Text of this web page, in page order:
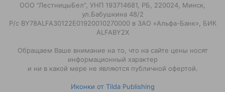
ООО “ЛестницыБел”, УНП 193714681, РБ, 220024, Минск,
ул.Бабушкина 48/2
Р/с BY78ALFA30122E01920010270000 в ЗАО «Альфа-Банк», БИК
ALFABY2X
Обращаем Ваше внимание на то, что на сайте цены носят
информационный характер
и ни в какой мере не являются публичной офертой.
Иконки от Tilda Publishing